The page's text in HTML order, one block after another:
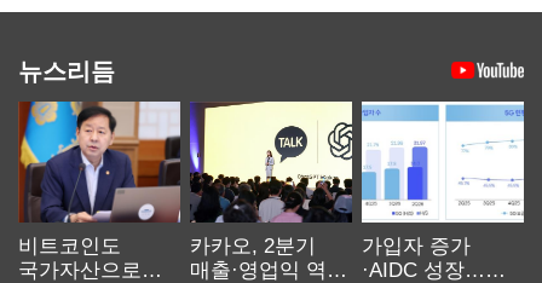
뉴스리듬
비트코인도
국가자산으로…'
카카오, 2분기
매출·영업익 역대
가입자 증가
·AIDC 성장…